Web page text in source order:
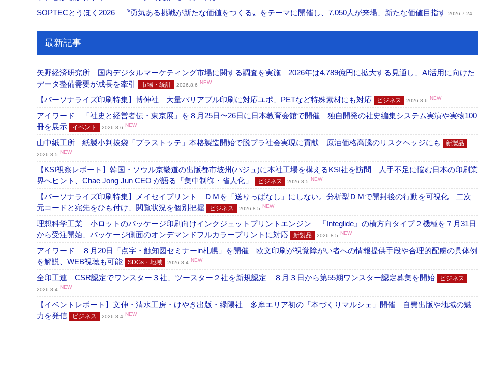
SOPTECとうほく2026 〝勇気ある挑戦が新たな価値をつくる〟をテーマに開催し、7,050人が来場、新たな価値目指す 2026.7.24
最新記事
矢野経済研究所 国内デジタルマーケティング市場に関する調査を実施 2026年は4,789億円に拡大する見通し、AI活用に向けた
データ整備需要が成長を牽引
市場・統計 2026.8.6 NEW
【パーソナライズ印刷特集】博伸社 大量バリアブル印刷に対応ユポ、PETなど特殊素材にも対応 ビジネス 2026.8.6 NEW
アイワード 「社史と経営者伝・東京展」を８月25日〜26日に日本教育会館で開催 独自開発の社史編集システム実演や実物100
冊を展示
イベント 2026.8.6 NEW
山中紙工所 紙製小判抜袋「プラストッテ」本格製造開始で脱プラ社会実現に貢献 原油価格高騰のリスクヘッジにも 新製品
2026.8.5 NEW
【KSI視察レポート】韓国・ソウル京畿道の出版都市坡州(パジュ)に本社工場を構えるKSI社を訪問 人手不足に悩む日本の印刷業
界へヒント、Chae Jong Jun CEO が語る「集中制御・省人化」
ビジネス 2026.8.5 NEW
【パーソナライズ印刷特集】メイセイプリント ＤＭを「送りっぱなし」にしない。分析型ＤＭで開封後の行動を可視化 二次
元コードと宛先をひも付け、閲覧状況を個別把握
ビジネス 2026.8.5 NEW
理想科学工業 小ロットのパッケージ印刷向けインクジェットプリントエンジン 『Integlide』の横方向タイプ２機種を７月31日
から受注開始、パッケージ側面のオンデマンドフルカラープリントに対応
新製品 2026.8.5 NEW
アイワード ８月20日「点字・触知図セミナーin札幌」を開催 欧文印刷が視覚障がい者への情報提供手段や合理的配慮の具体例
を解説、WEB視聴も可能
SDGs・地域 2026.8.4 NEW
全印工連 CSR認定でワンスター３社、ツースター２社を新規認定 ８月３日から第55期ワンスター認定募集を開始 ビジネス
2026.8.4 NEW
【イベントレポート】文伸・清水工房・けやき出版・緑陽社 多摩エリア初の「本づくりマルシェ」開催 自費出版や地域の魅
力を発信
ビジネス 2026.8.4 NEW